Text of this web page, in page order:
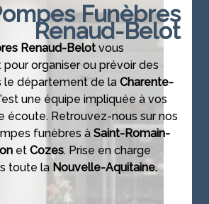
Funèbres
Renaud-Belot
Renaud-Belotvous
organiser ou prévoir des
le département de la Charente-
une équipe impliquée à vos
écoute. Retrouvez-nous sur nos
funèbres à Saint-Romain-
et Cozes. Prise en charge
toute la Nouvelle-Aquitaine.